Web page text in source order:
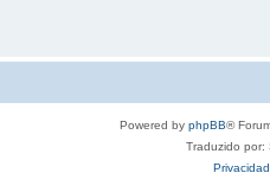
Powered by phpBB®
Traduzido por: